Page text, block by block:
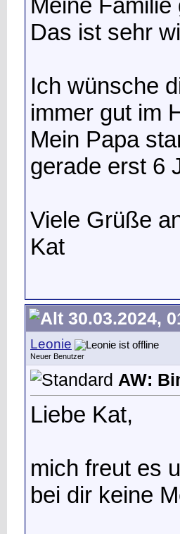
Das ist sehr
Ich wünsche
immer gut im
Mein Papa
gerade erst 6
Viele Grüße
Kat
30.03.2024,
Leonie
Neuer Benutzer
AW:
Liebe Kat,
mich freut es
bei dir keine